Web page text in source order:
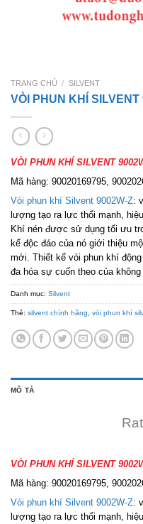
TRANG CHỦ / SILVENT
VÒI PHUN KHÍ SILVENT
VÒI PHUN KHÍ SILVENT
Mã hàng: 90020169795,
Vòi phun khí Silvent 9002W-Z:
lượng tạo ra lực thổi mạnh,
Khí nén được sử dụng tối ưu
kế độc đáo của nó giới thiệu
mới. Thiết kế vòi phun khí
đa hóa sự cuốn theo của không
Danh mục: Silvent
Thẻ: silvent chính hãng vòi phun khí
MÔ TẢ
VÒI PHUN KHÍ SILVENT
Mã hàng: 90020169795,
Vòi phun khí Silvent 9002W-Z:
lượng tạo ra lực thổi mạnh,